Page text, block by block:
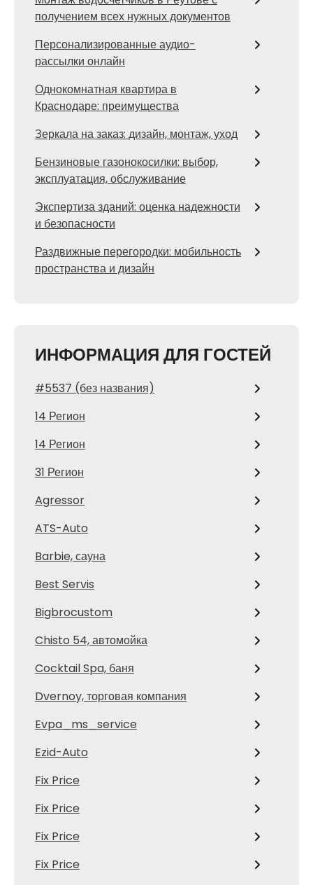
получением всех нужных документов
Персонализированные аудио-
рассылки онлайн
Однокомнатная квартира в
Краснодаре: преимущества
Зеркала на заказ: дизайн, монтаж, уход
Бензиновые газонокосилки: выбор,
эксплуатация, обслуживание
Экспертиза зданий: оценка надежности
и безопасности
Раздвижные перегородки: мобильность
пространства и дизайн
ИНФОРМАЦИЯ ДЛЯ ГОСТЕЙ
#5537 (без названия)
14 Регион
14 Регион
31 Регион
Agressor
ATS-Auto
Barbie, сауна
Best Servis
Bigbrocustom
Chisto 54, автомойка
Cocktail Spa, баня
Dvernoy, торговая компания
Evpa_ms_service
Ezid-Auto
Fix Price
Fix Price
Fix Price
Fix Price